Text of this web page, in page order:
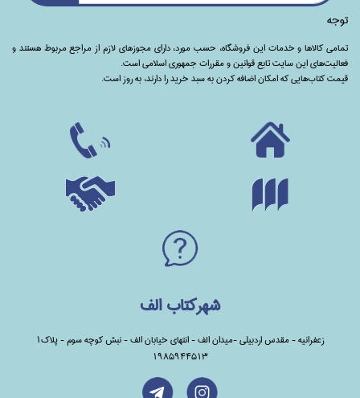
توجه
تمامی‌ کالاها و خدمات این فروشگاه، حسب مورد،‌ دارای مجوزهای لازم از مراجع مربوط هستند ‌و‌‌
فعالیت‌های این سایت تابع قوانین و مقررات جمهوری اسلامی است.
قیمت کتاب‌هایی که امکان اضافه کردن به سبد خرید را دارند،‌ به روز است.
شهرکتاب الف
زعفرانیه - مقدس اردبیلی -میدان الف - انتهای خیابان الف - نبش کوچه سوم - پلاک1
1985944513